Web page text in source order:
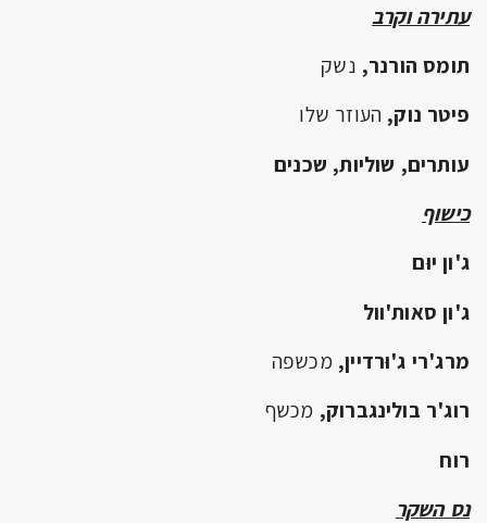
עתירה וקרב
תומס הורנר, נשק
פיטר נוק, העוזר שלו
עותרים, שוליות, שכנים
כישוף
ג'ון יוּם
ג'ון סאות'וול
מרג'רי ג'וּרדיין,מכשפה
רוג'ר בולינגברוק, מכשף
רוח
נס השקר